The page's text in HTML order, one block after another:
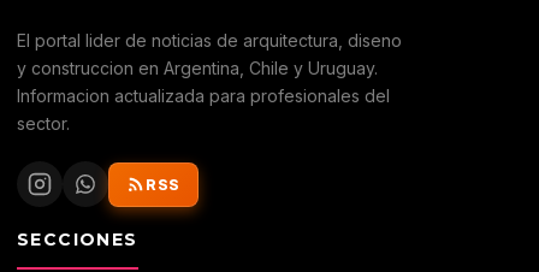
El portal lider de noticias de arquitectura, diseno
y construccion en Argentina, Chile y Uruguay.
Informacion actualizada para profesionales del
sector.
RSS
SECCIONES